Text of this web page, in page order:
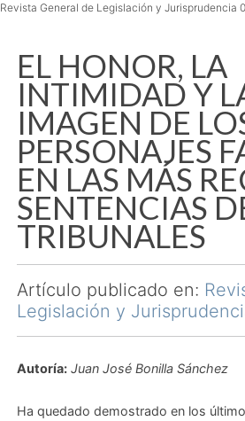
Revista General de Legislación y Jurisprudencia
EL HONOR, LA
INTIMIDAD Y
IMAGEN DE
PERSONAJES
EN LAS MÁS
SENTENCIAS
TRIBUNALES
Artículo publicado en:
Legislación y
Autoría: Juan José Bonilla Sánchez
Ha quedado demostrado en los